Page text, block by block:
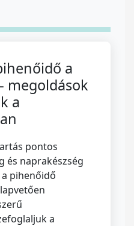
a
megoldások
a
pontos
és naprakészség
pihenőidő
a